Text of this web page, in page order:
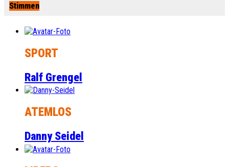
Stimmen
SPORT
Ralf Grengel
ATEMLOS
Danny Seidel